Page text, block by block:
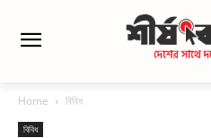
Home বিবিধ
বিবিধ